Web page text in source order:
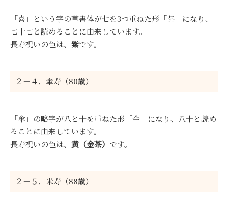
「喜」という字の草書体が七を3つ重ねた形「㐂」になり、
七十七と読めることに由来しています。
長寿祝いの色は、 紫です。
２－４．傘寿（80歳）
「傘」の略字が八と十を重ねた形「仐」になり、八十と読め
ることに由来しています。
長寿祝いの色は、 黄（金茶） です。
２－５．米寿（88歳）